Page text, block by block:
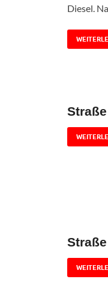
Diesel.